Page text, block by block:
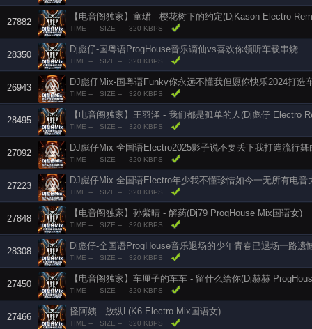
27882
【电音阁独家】童珺 - 樱花树下的约定(DjKason Electro
TIME -- SIZE -- 320 KBPS
28350
Dj彪仔-国粤语ProgHouse音乐谪仙vs喜欢你领听车载串烧
TIME -- SIZE -- 320 KBPS
26943
DJ彪仔Mix-国粤语Funky你永远不懂我但愿你快乐2024打造
TIME -- SIZE -- 320 KBPS
28495
【电音阁独家】王羽泽 - 我们都是孤单的人(Dj彪仔 Electro
TIME -- SIZE -- 320 KBPS
27092
DJ彪仔Mix-全国语Electro2025影子说不要丢下我打造流行舞
TIME -- SIZE -- 320 KBPS
27223
DJ彪仔Mix-全国语Electro年少我不懂珍惜如今一无所有电音
TIME -- SIZE -- 320 KBPS
27848
【电音阁独家】孙紫晴 - 解药(Dj79 ProgHouse Mix国语女)
TIME -- SIZE -- 320 KBPS
28308
Dj彪仔-全国语ProgHouse音乐退场的少年青春已退场一路遗
TIME -- SIZE -- 320 KBPS
27450
TIME -- SIZE -- 320 KBPS
27466
怪阿姨 - 放纵L(K6 Electro Mix国语女)
TIME -- SIZE -- 320 KBPS